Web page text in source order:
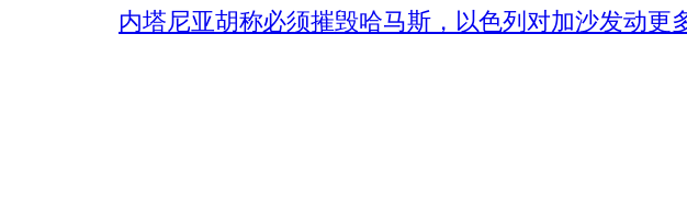
内塔尼亚胡称必须摧毁哈马斯，以色列对加沙发动更